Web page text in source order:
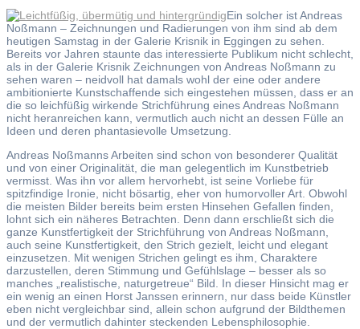
Ein solcher ist Andreas
Noßmann – Zeichnungen und Radierungen von ihm sind ab dem
heutigen Samstag in der Galerie Krisnik in Eggingen zu sehen.
Bereits vor Jahren staunte das interessierte Publikum nicht schlecht,
als in der Galerie Krisnik Zeichnungen von Andreas Noßmann zu
sehen waren – neidvoll hat damals wohl der eine oder andere
ambitionierte Kunstschaffende sich eingestehen müssen, dass er an
die so leichfüßig wirkende Strichführung eines Andreas Noßmann
nicht heranreichen kann, vermutlich auch nicht an dessen Fülle an
Ideen und deren phantasievolle Umsetzung.
Andreas Noßmanns Arbeiten sind schon von besonderer Qualität
und von einer Originalität, die man gelegentlich im Kunstbetrieb
vermisst. Was ihn vor allem hervorhebt, ist seine Vorliebe für
spitzfindige Ironie, nicht bösartig, eher von humorvoller Art. Obwohl
die meisten Bilder bereits beim ersten Hinsehen Gefallen finden,
lohnt sich ein näheres Betrachten. Denn dann erschließt sich die
ganze Kunstfertigkeit der Strichführung von Andreas Noßmann,
auch seine Kunstfertigkeit, den Strich gezielt, leicht und elegant
einzusetzen. Mit wenigen Strichen gelingt es ihm, Charaktere
darzustellen, deren Stimmung und Gefühlslage – besser als so
manches „realistische, naturgetreue“ Bild. In dieser Hinsicht mag er
ein wenig an einen Horst Janssen erinnern, nur dass beide Künstler
eben nicht vergleichbar sind, allein schon aufgrund der Bildthemen
und der vermutlich dahinter steckenden Lebensphilosophie.